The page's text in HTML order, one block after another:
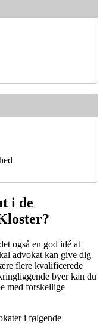
i de
også en god idé at
advokat kan give dig
flere kvalificerede
byer kan du
med forskellige
i følgende